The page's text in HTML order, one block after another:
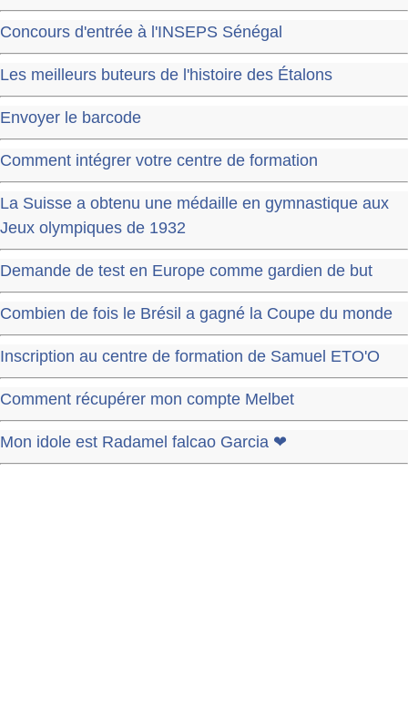
Concours d'entrée à l'INSEPS Sénégal
Les meilleurs buteurs de l'histoire des Étalons
Envoyer le barcode
Comment intégrer votre centre de formation
La Suisse a obtenu une médaille en gymnastique aux
Jeux olympiques de 1932
Demande de test en Europe comme gardien de but
Combien de fois le Brésil a gagné la Coupe du monde
Inscription au centre de formation de Samuel ETO'O
Comment récupérer mon compte Melbet
Mon idole est Radamel falcao Garcia ❤